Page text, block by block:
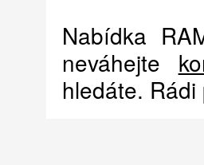
Nabídka
neváhejte
hledáte.